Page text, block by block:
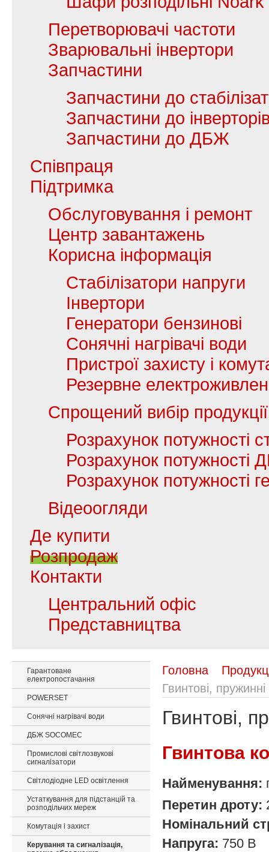
Перетворювачі частоти
Зварювальні інвертори
Запчастини
Запчастини до
Запчастини до
Запчастини до ДБЖ
Співпраця
Підтримка
Обслуговування і ремонт
Центр завантажень
Корисна інформація
Стабілізатори напруги
Інвертори
Генератори бензинові
Сонячні нагрівачі води
Пристрої захисту і
Резервне
Спрощений вибір продукції
Розрахунок потужності
Розрахунок потужності
Розрахунок потужності
Відеоогляди
Де купити
Розпродаж
Контакти
Центральний офіс
Представництва
Головна
Гвинтові,
Гвинтові,
Гвинтова
Найменування:
Перетин дроту:
Номінальний
Напруга: 750 В
Гарантоване
електропостачання
POWERSET
Сонячні нагрівачі води
ДБЖ SOCOMEC
Промислові світлозвукові
сигналізатори
Світлодіодне LED освітлення
Устаткування для підстанцій та
розподільчих мереж
Комутація і захист
Керування та сигналізація,